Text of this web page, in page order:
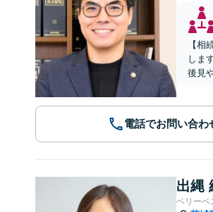
【相
しま
後見
電話でお問い合わ
出縄
ベリーベ